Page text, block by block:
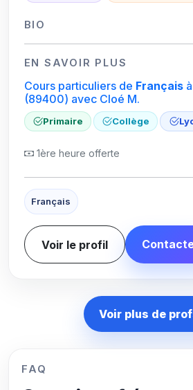
BIO
EN SAVOIR PLUS
Cours particuliers de Françaisà
(89400) avec Cloé M.
Primaire Collège
1ère heure offerte
Français
Voir le profil
Voir plus de
FAQ